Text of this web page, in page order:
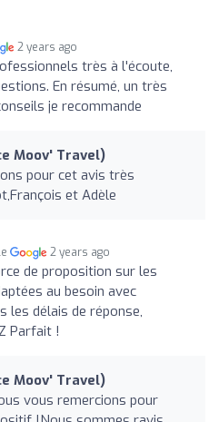
2 years ago
très à l'écoute,
En résumé, un très
je recommande
Moov' Travel)
pour cet avis très
et Adèle
2 years ago
de proposition sur les
au besoin avec
les délais de réponse,
Parfait !
Moov' Travel)
vous remercions pour